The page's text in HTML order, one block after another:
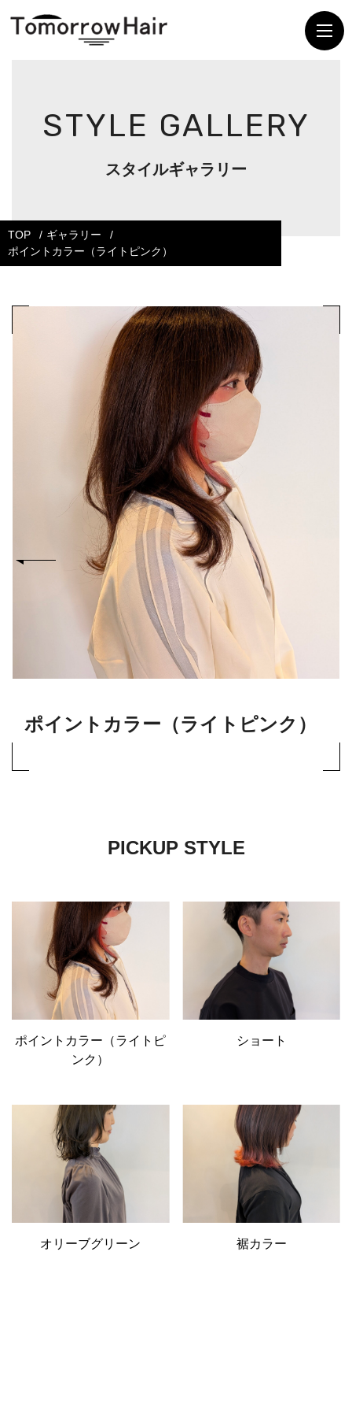
STYLE GALLERY
スタイルギャラリー
TOP
ギャラリー
ポイントカラー（ライトピンク）
ポイントカラー（ライトピンク）
PICKUP STYLE
ポイントカラー（ライトピ
ンク）
ショート
オリーブグリーン 裾カラー